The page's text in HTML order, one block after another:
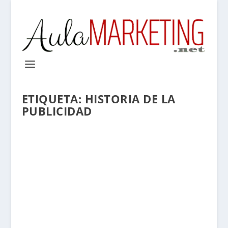
ETIQUETA: HISTORIA DE LA
PUBLICIDAD